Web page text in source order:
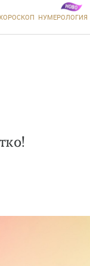
НУМЕРОЛОГИЯ